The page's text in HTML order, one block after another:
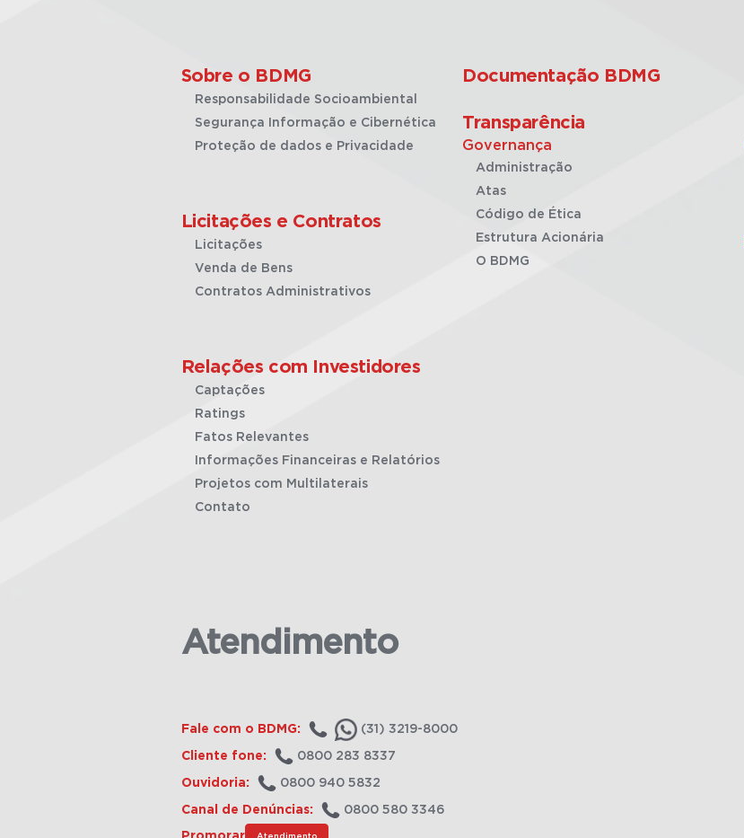
Sobre o BDMG
Responsabilidade Socioambiental
Segurança Informação e Cibernética
Proteção de dados e Privacidade
Licitações e Contratos
Licitações
Venda de Bens
Contratos Administrativos
Relações com Investidores
Captações
Ratings
Fatos Relevantes
Informações Financeiras e Relatórios
Projetos com Multilaterais
Contato
Documentação BDMG
Transparência
Governança
Administração
Atas
Código de Ética
Estrutura Acionária
O BDMG
Atendimento
Fale com o BDMG: (31) 3219-8000
Cliente fone: 0800 283 8337
Ouvidoria: 0800 940 5832
Canal de Denúncias: 0800 580 3346
Atendimento